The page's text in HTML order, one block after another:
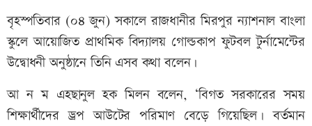
বৃহস্পতিবার (০৪ জুন) সকালে রাজধানীর মিরপুর ন্যাশনাল বাংলা
স্কুলে আয়োজিত প্রাথমিক বিদ্যালয় গোল্ডকাপ ফুটবল টুর্নামেন্টের
উদ্বোধনী অনুষ্ঠানে তিনি এসব কথা বলেন।
আ ন ম এহছানুল হক মিলন বলেন, ‘বিগত সরকারের সময়
শিক্ষার্থীদের ড্রপ আউটের পরিমাণ বেড়ে গিয়েছিল। বর্তমান